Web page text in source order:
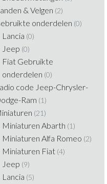
& Velgen (2)
onderdelen (0)
Lancia (0)
Jeep (0)
Fiat Gebruikte
onderdelen (0)
code Jeep-Chrysler-
Ram (1)
(21)
Miniaturen Abarth (1)
Miniaturen Alfa Romeo (2)
Miniaturen Fiat (4)
Jeep (9)
Lancia (5)